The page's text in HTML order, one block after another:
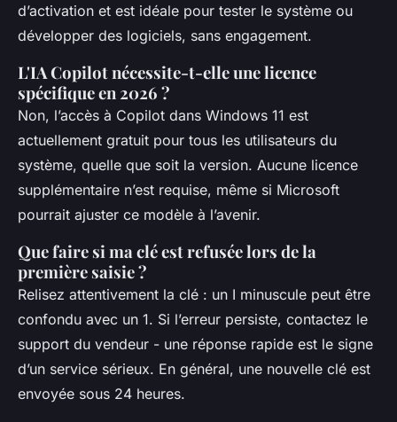
d’activation et est idéale pour tester le système ou
développer des logiciels, sans engagement.
L'IA Copilot nécessite-t-elle une licence
spécifique en 2026 ?
Non, l’accès à Copilot dans Windows 11 est
actuellement gratuit pour tous les utilisateurs du
système, quelle que soit la version. Aucune licence
supplémentaire n’est requise, même si Microsoft
pourrait ajuster ce modèle à l’avenir.
Que faire si ma clé est refusée lors de la
première saisie ?
Relisez attentivement la clé : un I minuscule peut être
confondu avec un 1. Si l’erreur persiste, contactez le
support du vendeur - une réponse rapide est le signe
d’un service sérieux. En général, une nouvelle clé est
envoyée sous 24 heures.